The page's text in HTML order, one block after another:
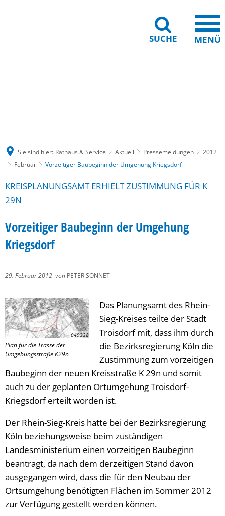
SUCHE MENÜ
Sie sind hier: Rathaus & Service Aktuell Pressemeldungen
2012
Februar
Vorzeitiger Baubeginn der Umgehung Kriegsdorf
KREISPLANUNGSAMT ERHIELT ZUSTIMMUNG FÜR K
29N
Vorzeitiger Baubeginn der Umgehung
Kriegsdorf
29. Februar 2012 von PETER SONNET
049338
Plan für die Trasse der
Umgebungsstraße K29n
Das Planungsamt des Rhein-
Sieg-Kreises teilte der Stadt
Troisdorf mit, dass ihm durch
die Bezirksregierung Köln die
Zustimmung zum vorzeitigen
Baubeginn der neuen Kreisstraße K 29n und somit
auch zu der geplanten Ortumgehung Troisdorf-
Kriegsdorf erteilt worden ist.
Der Rhein-Sieg-Kreis hatte bei der Bezirksregierung
Köln beziehungsweise beim zuständigen
Landesministerium einen vorzeitigen Baubeginn
beantragt, da nach dem derzeitigen Stand davon
ausgegangen wird, dass die für den Neubau der
Ortsumgehung benötigten Flächen im Sommer 2012
zur Verfügung gestellt werden können.